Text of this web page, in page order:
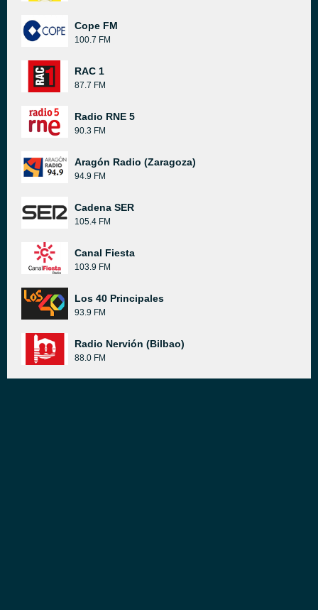
Cope FM
100.7 FM
RAC 1
87.7 FM
Radio RNE 5
90.3 FM
Aragón Radio (Zaragoza)
94.9 FM
Cadena SER
105.4 FM
Canal Fiesta
103.9 FM
Los 40 Principales
93.9 FM
Radio Nervión (Bilbao)
88.0 FM